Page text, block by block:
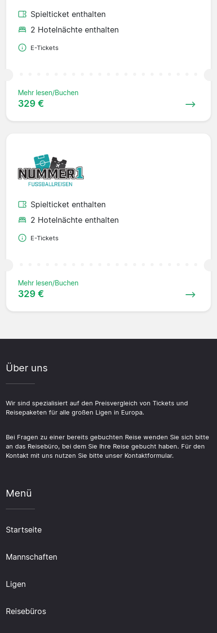
Spielticket enthalten
2 Hotelnächte enthalten
E-Tickets
Mehr lesen/Buchen
329 €
Spielticket enthalten
2 Hotelnächte enthalten
E-Tickets
Mehr lesen/Buchen
329 €
Über uns
Wir sind spezialisiert auf den Preisvergleich von Tickets und
Reisepaketen für alle großen Ligen in Europa.
Bei Fragen zu einer bereits gebuchten Reise wenden Sie sich bitte
an das Reisebüro, bei dem Sie Ihre Reise gebucht haben. Für den
Kontakt mit uns nutzen Sie bitte unser Kontaktformular.
Menü
Startseite
Mannschaften
Ligen
Reisebüros